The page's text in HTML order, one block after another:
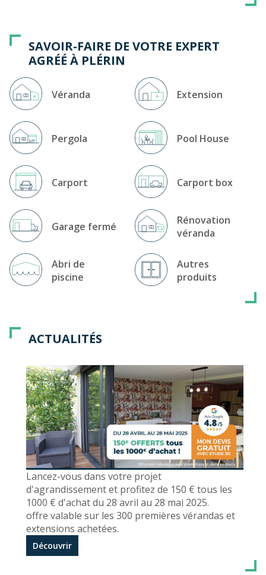
Notre motivation, votre satisfaction
SAVOIR-FAIRE DE VOTRE EXPERT
AGRÉÉ À PLÉRIN
Véranda Extension
Pergola Pool House
Carport Carport box
Garage fermé
Rénovation
véranda
Abri de
piscine
Autres
produits
ACTUALITÉS
Lancez-vous dans votre projet
d'agrandissement et profitez de 150 € tous les
1000 € d'achat du 28 avril au 28 mai 2025.
offre valable sur les 300 premières vérandas et
extensions achetées.
Découvrir